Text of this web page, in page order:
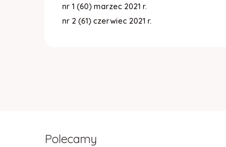
nr 1 (60) marzec 2021 r.
nr 2 (61) czerwiec 2021 r.
Polecamy